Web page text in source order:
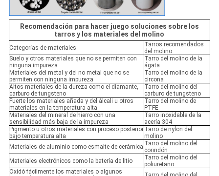
Recomendación para hacer juego soluciones sobre los
tarros y los materiales del molino
Categorías de materiales
Tarros recomendados
del molino
Suelo y otros materiales que no se permiten con
ninguna impureza
Tarro del molino de la
ágata
Materiales del metal y del no metal que no se
permiten con ninguna impureza
Tarro del molino de la
circona
Altos materiales de la dureza como el diamante,
carburo de tungsteno
Tarro del molino del
carburo de tungsteno
Fuerte los materiales añada y del álcali u otros
materiales en la temperatura alta
Tarro del molino de
PTFE
Materiales del mineral de hierro con una
sensibilidad más baja de la impureza
Tarro inoxidable de la
acería 304
Pigmento u otros materiales con proceso posterior
bajo temperatura alta
Tarro de nylon del
molino
Materiales de aluminio como esmalte de cerámica Tarro del molino del
corindón
Materiales electrónicos como la batería de litio
Tarro del molino del
poliuretano
Oxidó fácilmente los materiales o algunos